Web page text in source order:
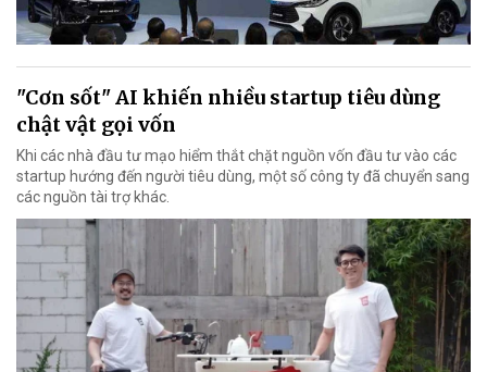
"Cơn sốt" AI khiến nhiều startup tiêu dùng
chật vật gọi vốn
Khi các nhà đầu tư mạo hiểm thắt chặt nguồn vốn đầu tư vào các
startup hướng đến người tiêu dùng, một số công ty đã chuyển sang
các nguồn tài trợ khác.